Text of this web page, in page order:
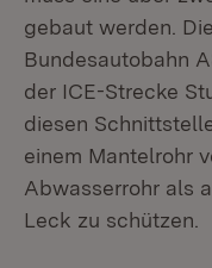
gebaut werden.
Bundesautobahn
der ICE-Strecke
diesen
einem Mantel­rohr
Abwasserrohr als
Leck zu schützen.